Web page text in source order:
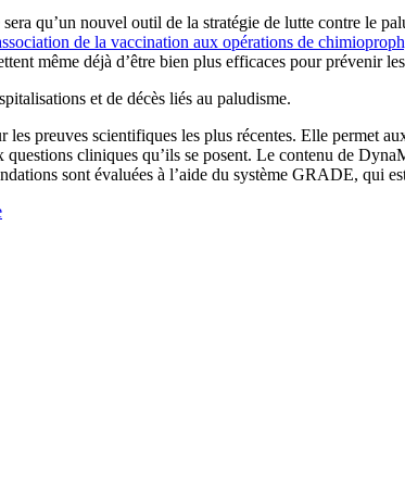
qu’un nouvel outil de la stratégie de lutte contre le
de la vaccination aux opérations de
même déjà d’être bien plus efficaces pour prévenir
et de décès liés au paludisme.
preuves scientifiques les plus récentes. Elle permet
cliniques qu’ils se posent. Le contenu de
sont évaluées à l’aide du système GRADE, qui